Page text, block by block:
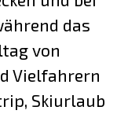
das
von
Vielfahrern
Skiurlaub